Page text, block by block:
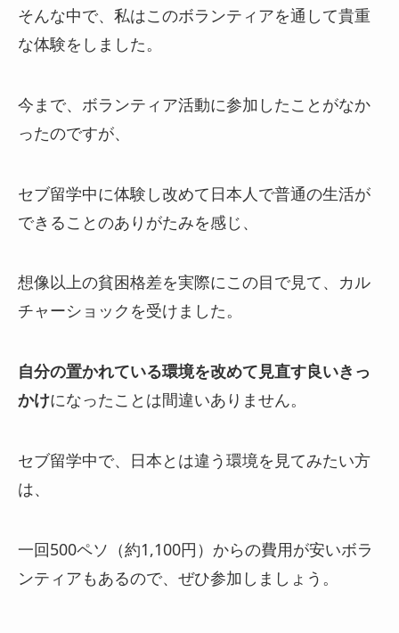
そんな中で、私はこのボランティアを通して貴重
な体験をしました。
今まで、ボランティア活動に参加したことがなか
ったのですが、
セブ留学中に体験し改めて日本人で普通の生活が
できることのありがたみを感じ、
想像以上の貧困格差を実際にこの目で見て、カル
チャーショックを受けました。
自分の置かれている環境を改めて見直す良いきっ
かけになったことは間違いありません。
セブ留学中で、日本とは違う環境を見てみたい方
は、
一回500ペソ（約1,100円）からの費用が安いボラ
ンティアもあるので、ぜひ参加しましょう。